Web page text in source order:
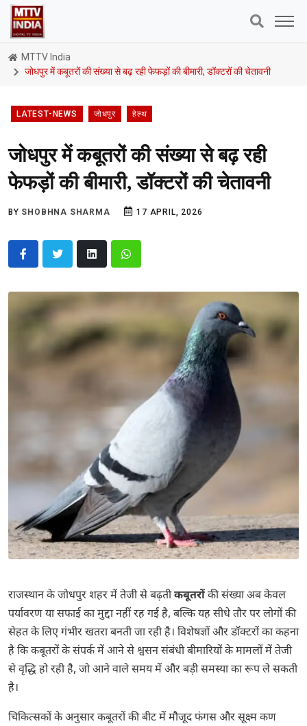
MTTV India
जोधपुर में कबूतरों की संख्या से बढ़ रही फेफड़ों की बीमारी, डॉक्टरों की चेतावनी
LATEST-NEWS जोधपुर हेल्थ
जोधपुर में कबूतरों की संख्या से बढ़ रही
फेफड़ों की बीमारी, डॉक्टरों की चेतावनी
BY SHOBHNA SHARMA 17 APRIL, 2026
राजस्थान केजोधपुरशहर में तेजी से बढ़तीकबूतरोंकी संख्या अब केवल
पर्यावरण या सफाई का मुद्दा नहीं रह गई है, बल्कि यह सीधे तौर पर लोगों की
सेहत के लिए गंभीर खतरा बनती जा रही है। विशेषज्ञों और डॉक्टरों का कहना
है कि कबूतरों के संपर्क में आने से श्वसन संबंधी बीमारियों के मामलों में तेजी
से वृद्धि हो रही है, जो आने वाले समय में और बड़ी समस्या का रूप ले सकती
है।
चिकित्सकों के अनुसार कबूतरों की बीट में मौजूद फंगस और सूक्ष्म कण